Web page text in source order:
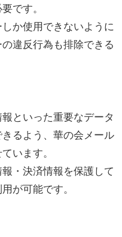
です。
か使用できないように
違反行為も排除できる
といった重要なデータ
るよう、華の会メール
います。
・決済情報を保護して
が可能です。